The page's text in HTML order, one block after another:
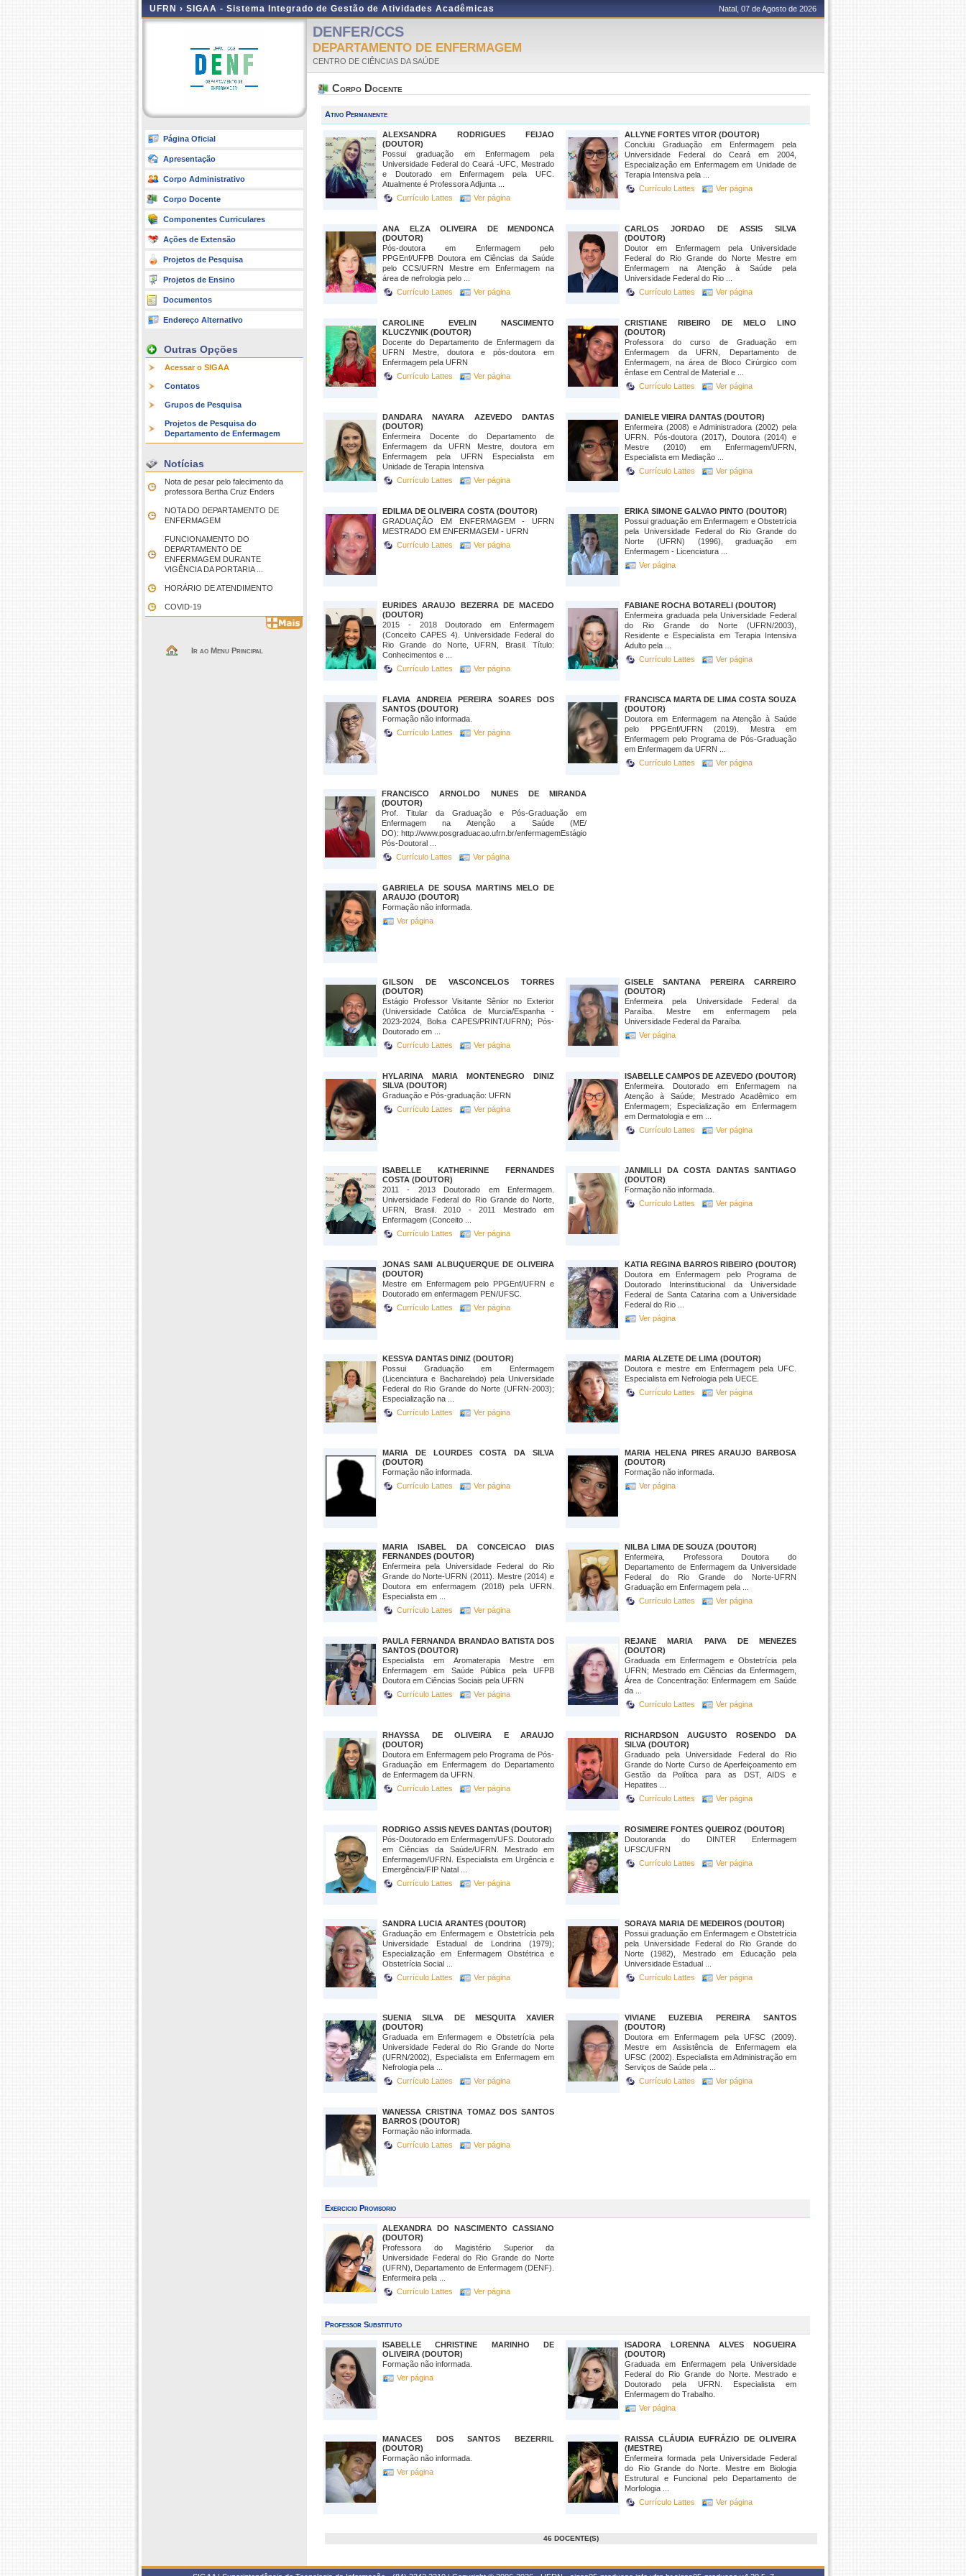
UFRN › SIGAA - Sistema Integrado de Gestão de Atividades Acadêmicas Natal, 07 de Agosto de 2026
Página Oficial
Apresentação
Corpo Administrativo
Corpo Docente
Componentes Curriculares
Ações de Extensão
Projetos de Pesquisa
Projetos de Ensino
Documentos
Endereço Alternativo
Outras Opções
Acessar o SIGAA
Contatos
Grupos de Pesquisa
Projetos de Pesquisa do
Departamento de Enfermagem
Notícias
Nota de pesar pelo falecimento da
professora Bertha Cruz Enders
NOTA DO DEPARTAMENTO DE
ENFERMAGEM
FUNCIONAMENTO DO
DEPARTAMENTO DE
ENFERMAGEM DURANTE
VIGÊNCIA DA PORTARIA ...
HORÁRIO DE ATENDIMENTO
COVID-19
Ir ao Menu Principal
DENFER/CCS
DEPARTAMENTO DE ENFERMAGEM
CENTRO DE CIÊNCIAS DA SAÚDE
Corpo Docente
Ativo Permanente
ALEXSANDRA RODRIGUES FEIJAO
(DOUTOR)
Possui graduação em Enfermagem pela
Universidade Federal do Ceará -UFC, Mestrado
e Doutorado em Enfermagem pela UFC.
Atualmente é Professora Adjunta ...
Currículo Lattes
Ver página
ALLYNE FORTES VITOR (DOUTOR)
Concluiu Graduação em Enfermagem pela
Universidade Federal do Ceará em 2004,
Especialização em Enfermagem em Unidade de
Terapia Intensiva pela ...
Currículo Lattes
Ver página
ANA ELZA OLIVEIRA DE MENDONCA
(DOUTOR)
Pós-doutora em Enfermagem pelo
PPGEnf/UFPB Doutora em Ciências da Saúde
pelo CCS/UFRN Mestre em Enfermagem na
área de nefrologia pelo ...
Currículo Lattes
Ver página
CARLOS JORDAO DE ASSIS SILVA
(DOUTOR)
Doutor em Enfermagem pela Universidade
Federal do Rio Grande do Norte Mestre em
Enfermagem na Atenção à Saúde pela
Universidade Federal do Rio ...
Currículo Lattes
Ver página
CAROLINE EVELIN NASCIMENTO
KLUCZYNIK (DOUTOR)
Docente do Departamento de Enfermagem da
UFRN Mestre, doutora e pós-doutora em
Enfermagem pela UFRN
Currículo Lattes
Ver página
CRISTIANE RIBEIRO DE MELO LINO
(DOUTOR)
Professora do curso de Graduação em
Enfermagem da UFRN, Departamento de
Enfermagem, na área de Bloco Cirúrgico com
ênfase em Central de Material e ...
Currículo Lattes
Ver página
DANDARA NAYARA AZEVEDO DANTAS
(DOUTOR)
Enfermeira Docente do Departamento de
Enfermagem da UFRN Mestre, doutora em
Enfermagem pela UFRN Especialista em
Unidade de Terapia Intensiva
Currículo Lattes
Ver página
DANIELE VIEIRA DANTAS (DOUTOR)
Enfermeira (2008) e Administradora (2002) pela
UFRN. Pós-doutora (2017), Doutora (2014) e
Mestre (2010) em Enfermagem/UFRN,
Especialista em Mediação ...
Currículo Lattes
Ver página
EDILMA DE OLIVEIRA COSTA (DOUTOR)
GRADUAÇÃO EM ENFERMAGEM - UFRN
MESTRADO EM ENFERMAGEM - UFRN
Currículo Lattes
Ver página
ERIKA SIMONE GALVAO PINTO (DOUTOR)
Possui graduação em Enfermagem e Obstetrícia
pela Universidade Federal do Rio Grande do
Norte (UFRN) (1996), graduação em
Enfermagem - Licenciatura ...
Ver página
EURIDES ARAUJO BEZERRA DE MACEDO
(DOUTOR)
2015 - 2018 Doutorado em Enfermagem
(Conceito CAPES 4). Universidade Federal do
Rio Grande do Norte, UFRN, Brasil. Título:
Conhecimentos e ...
Currículo Lattes
Ver página
FABIANE ROCHA BOTARELI (DOUTOR)
Enfermeira graduada pela Universidade Federal
do Rio Grande do Norte (UFRN/2003),
Residente e Especialista em Terapia Intensiva
Adulto pela ...
Currículo Lattes
Ver página
FLAVIA ANDREIA PEREIRA SOARES DOS
SANTOS (DOUTOR)
Formação não informada.
Currículo Lattes
Ver página
FRANCISCA MARTA DE LIMA COSTA SOUZA
(DOUTOR)
Doutora em Enfermagem na Atenção à Saúde
pelo PPGEnf/UFRN (2019). Mestra em
Enfermagem pelo Programa de Pós-Graduação
em Enfermagem da UFRN ...
Currículo Lattes
Ver página
FRANCISCO ARNOLDO NUNES DE MIRANDA
(DOUTOR)
Prof. Titular da Graduação e Pós-Graduação em
Enfermagem na Atenção a Saúde (ME/
DO): http://www.posgraduacao.ufrn.br/enfermagemEstágio
Pós-Doutoral ...
Currículo Lattes
Ver página
GABRIELA DE SOUSA MARTINS MELO DE
ARAUJO (DOUTOR)
Formação não informada.
Ver página
GILSON DE VASCONCELOS TORRES
(DOUTOR)
Estágio Professor Visitante Sênior no Exterior
(Universidade Católica de Murcia/Espanha -
2023-2024, Bolsa CAPES/PRINT/UFRN); Pós-
Doutorado em ...
Currículo Lattes
Ver página
GISELE SANTANA PEREIRA CARREIRO
(DOUTOR)
Enfermeira pela Universidade Federal da
Paraíba. Mestre em enfermagem pela
Universidade Federal da Paraíba.
Ver página
HYLARINA MARIA MONTENEGRO DINIZ
SILVA (DOUTOR)
Graduação e Pós-graduação: UFRN
Currículo Lattes
Ver página
ISABELLE CAMPOS DE AZEVEDO (DOUTOR)
Enfermeira. Doutorado em Enfermagem na
Atenção à Saúde; Mestrado Acadêmico em
Enfermagem; Especialização em Enfermagem
em Dermatologia e em ...
Currículo Lattes
Ver página
ISABELLE KATHERINNE FERNANDES
COSTA (DOUTOR)
2011 - 2013 Doutorado em Enfermagem.
Universidade Federal do Rio Grande do Norte,
UFRN, Brasil. 2010 - 2011 Mestrado em
Enfermagem (Conceito ...
Currículo Lattes
Ver página
JANMILLI DA COSTA DANTAS SANTIAGO
(DOUTOR)
Formação não informada.
Currículo Lattes
Ver página
JONAS SAMI ALBUQUERQUE DE OLIVEIRA
(DOUTOR)
Mestre em Enfermagem pelo PPGEnf/UFRN e
Doutorado em enfermagem PEN/UFSC.
Currículo Lattes
Ver página
KATIA REGINA BARROS RIBEIRO (DOUTOR)
Doutora em Enfermagem pelo Programa de
Doutorado Interinstitucional da Universidade
Federal de Santa Catarina com a Universidade
Federal do Rio ...
Ver página
KESSYA DANTAS DINIZ (DOUTOR)
Possui Graduação em Enfermagem
(Licenciatura e Bacharelado) pela Universidade
Federal do Rio Grande do Norte (UFRN-2003);
Especialização na ...
Currículo Lattes
Ver página
MARIA ALZETE DE LIMA (DOUTOR)
Doutora e mestre em Enfermagem pela UFC.
Especialista em Nefrologia pela UECE.
Currículo Lattes
Ver página
MARIA DE LOURDES COSTA DA SILVA
(DOUTOR)
Formação não informada.
Currículo Lattes
Ver página
MARIA HELENA PIRES ARAUJO BARBOSA
(DOUTOR)
Formação não informada.
Ver página
MARIA ISABEL DA CONCEICAO DIAS
FERNANDES (DOUTOR)
Enfermeira pela Universidade Federal do Rio
Grande do Norte-UFRN (2011). Mestre (2014) e
Doutora em enfermagem (2018) pela UFRN.
Especialista em ...
Currículo Lattes
Ver página
NILBA LIMA DE SOUZA (DOUTOR)
Enfermeira, Professora Doutora do
Departamento de Enfermagem da Universidade
Federal do Rio Grande do Norte-UFRN
Graduação em Enfermagem pela ...
Currículo Lattes
Ver página
PAULA FERNANDA BRANDAO BATISTA DOS
SANTOS (DOUTOR)
Especialista em Aromaterapia Mestre em
Enfermagem em Saúde Pública pela UFPB
Doutora em Ciências Sociais pela UFRN
Currículo Lattes
Ver página
REJANE MARIA PAIVA DE MENEZES
(DOUTOR)
Graduada em Enfermagem e Obstetrícia pela
UFRN; Mestrado em Ciências da Enfermagem,
Área de Concentração: Enfermagem em Saúde
da ...
Currículo Lattes
Ver página
RHAYSSA DE OLIVEIRA E ARAUJO
(DOUTOR)
Doutora em Enfermagem pelo Programa de Pós-
Graduação em Enfermagem do Departamento
de Enfermagem da UFRN.
Currículo Lattes
Ver página
RICHARDSON AUGUSTO ROSENDO DA
SILVA (DOUTOR)
Graduado pela Universidade Federal do Rio
Grande do Norte Curso de Aperfeiçoamento em
Gestão da Política para as DST, AIDS e
Hepatites ...
Currículo Lattes
Ver página
RODRIGO ASSIS NEVES DANTAS (DOUTOR)
Pós-Doutorado em Enfermagem/UFS. Doutorado
em Ciências da Saúde/UFRN. Mestrado em
Enfermagem/UFRN. Especialista em Urgência e
Emergência/FIP Natal ...
Currículo Lattes
Ver página
ROSIMEIRE FONTES QUEIROZ (DOUTOR)
Doutoranda do DINTER Enfermagem
UFSC/UFRN
Currículo Lattes
Ver página
SANDRA LUCIA ARANTES (DOUTOR)
Graduação em Enfermagem e Obstetrícia pela
Universidade Estadual de Londrina (1979);
Especialização em Enfermagem Obstétrica e
Obstetrícia Social ...
Currículo Lattes
Ver página
SORAYA MARIA DE MEDEIROS (DOUTOR)
Possui graduação em Enfermagem e Obstetrícia
pela Universidade Federal do Rio Grande do
Norte (1982), Mestrado em Educação pela
Universidade Estadual ...
Currículo Lattes
Ver página
SUENIA SILVA DE MESQUITA XAVIER
(DOUTOR)
Graduada em Enfermagem e Obstetrícia pela
Universidade Federal do Rio Grande do Norte
(UFRN/2002), Especialista em Enfermagem em
Nefrologia pela ...
Currículo Lattes
Ver página
VIVIANE EUZEBIA PEREIRA SANTOS
(DOUTOR)
Doutora em Enfermagem pela UFSC (2009).
Mestre em Assistência de Enfermagem ela
UFSC (2002). Especialista em Administração em
Serviços de Saúde pela ...
Currículo Lattes
Ver página
WANESSA CRISTINA TOMAZ DOS SANTOS
BARROS (DOUTOR)
Formação não informada.
Currículo Lattes
Ver página
Exercicio Provisorio
ALEXANDRA DO NASCIMENTO CASSIANO
(DOUTOR)
Professora do Magistério Superior da
Universidade Federal do Rio Grande do Norte
(UFRN), Departamento de Enfermagem (DENF).
Enfermeira pela ...
Currículo Lattes
Ver página
Professor Substituto
ISABELLE CHRISTINE MARINHO DE
OLIVEIRA (DOUTOR)
Formação não informada.
Ver página
ISADORA LORENNA ALVES NOGUEIRA
(DOUTOR)
Graduada em Enfermagem pela Universidade
Federal do Rio Grande do Norte. Mestrado e
Doutorado pela UFRN. Especialista em
Enfermagem do Trabalho.
Ver página
MANACES DOS SANTOS BEZERRIL
(DOUTOR)
Formação não informada.
Ver página
RAISSA CLÁUDIA EUFRÁZIO DE OLIVEIRA
(MESTRE)
Enfermeira formada pela Universidade Federal
do Rio Grande do Norte. Mestre em Biologia
Estrutural e Funcional pelo Departamento de
Morfologia ...
Currículo Lattes
Ver página
46 DOCENTE(S)